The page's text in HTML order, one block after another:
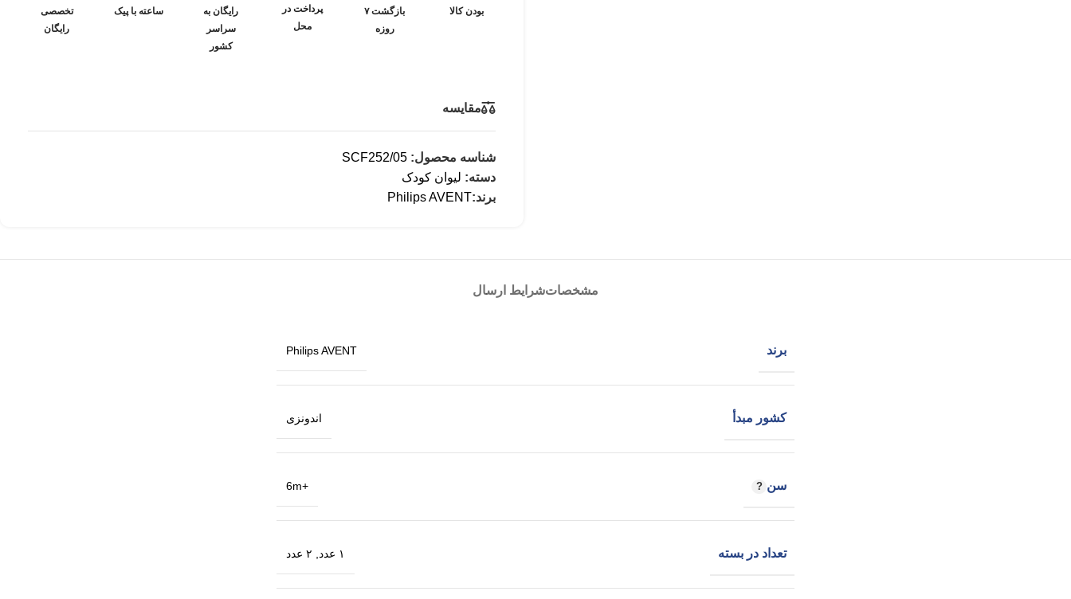
بودن کالا
بازگشت ۷
روزه
پرداخت در
محل
رایگان به
سراسر
کشور
ساعته با پیک
تخصصی
رایگان
مقایسه
شناسه محصول: SCF252/05
دسته: لیوان کودک
برند:Philips AVENT
مشخصاتشرایط ارسال
برند Philips AVENT
کشور مبدأ اندونزی
سن +6m
تعداد در بسته ۱ عدد ۲ عدد